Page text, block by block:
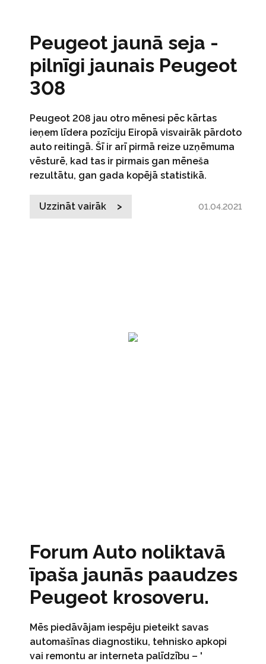
Peugeot jaunā seja -
pilnīgi jaunais Peugeot
308
Peugeot 208 jau otro mēnesi pēc kārtas
ieņem līdera pozīciju Eiropā visvairāk pārdoto
auto reitingā. Šī ir arī pirmā reize uzņēmuma
vēsturē, kad tas ir pirmais gan mēneša
rezultātu, gan gada kopējā statistikā.
Uzzināt vairāk > 01.04.2021
Forum Auto noliktavā
īpaša jaunās paaudzes
Peugeot krosoveru.
Mēs piedāvājam iespēju pieteikt savas
automašīnas diagnostiku, tehnisko apkopi
vai remontu ar interneta palīdzību – '